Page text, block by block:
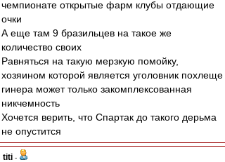
чемпионате открытые фарм клубы отдающие
очки
А еще там 9 бразильцев на такое же
количество своих
Равняться на такую мерзкую помойку,
хозяином которой является уголовник похлеще
гинера может только закомплексованная
никчемность
Хочется верить, что Спартак до такого дерьма
не опустится
titi -